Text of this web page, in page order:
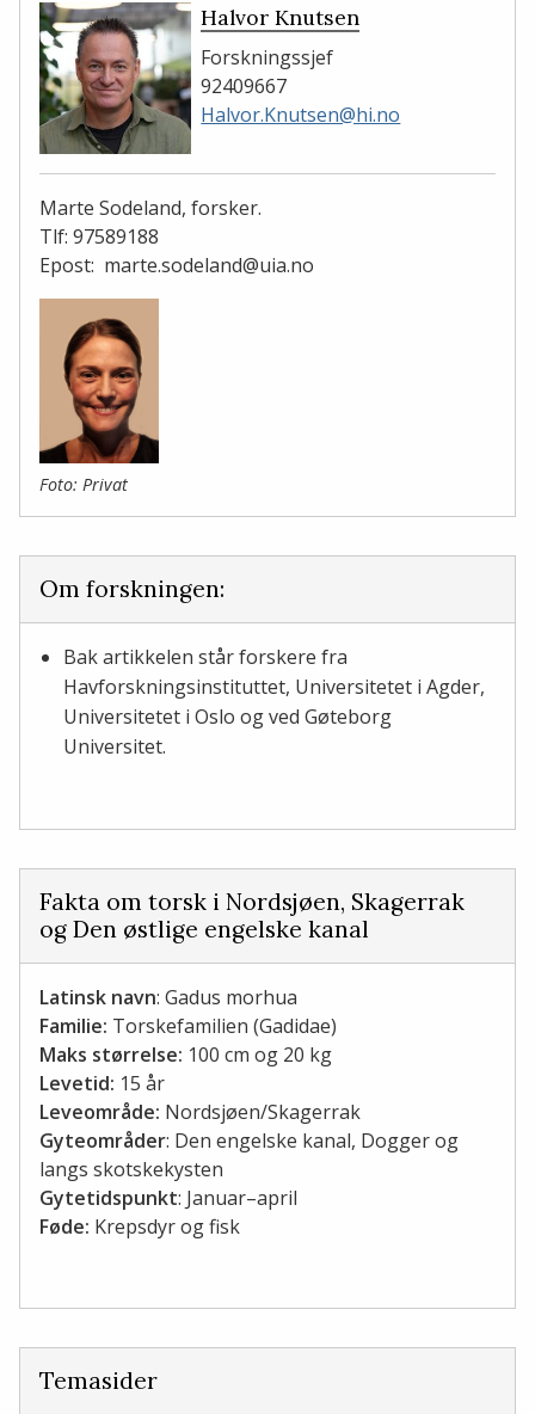
Halvor Knutsen
Forskningssjef
92409667
Halvor.Knutsen@hi.no
Marte Sodeland, forsker.
Tlf: 97589188
Epost: marte.sodeland@uia.no
Foto: Privat
Om forskningen:
Bak artikkelen står forskere fra
Havforskningsinstituttet, Universitetet i Agder,
Universitetet i Oslo og ved Gøteborg
Universitet.
Fakta om torsk i Nordsjøen, Skagerrak
og Den østlige engelske kanal
Latinsk navn: Gadus morhua
Familie: Torskefamilien (Gadidae)
Maks størrelse: 100 cm og 20 kg
Levetid: 15 år
Leveområde: Nordsjøen/Skagerrak
Gyteområder: Den engelske kanal, Dogger og
langs skotskekysten
Gytetidspunkt: Januar–april
Føde: Krepsdyr og fisk
Temasider